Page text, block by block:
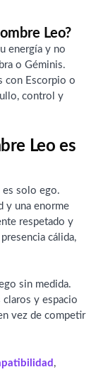
Leo?
energía y no
o Géminis.
con Escorpio o
control y
Leo es
es solo ego.
y una enorme
respetado y
cálida,
sin medida.
claros y espacio
vez de competir
,